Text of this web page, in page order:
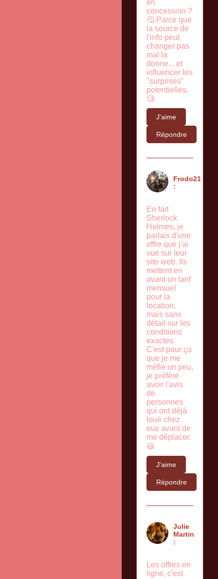
en
concession ?
🤔 Parce que
la source de
l'info peut
changer pas
mal la
donne... et
influencer les
"surprises"
potentielles.
🧐
J'aime
Répondre
Frodo21
:
En fait
Sherlock
Holmes, je
parlais d'une
offre que j'ai
vue sur leur
site web. Ils
mettent en
avant un tarif
mensuel
pour la
location,
mais sans
détail sur les
conditions
exactes.
C'est pour ça
que je me
méfie un peu,
je préfère
avoir l'avis
de
personnes
qui ont déjà
loué chez
eux avant de
me déplacer.
😃
J'aime
Répondre
Julie
Martin
:
Les offres en
ligne, c'est